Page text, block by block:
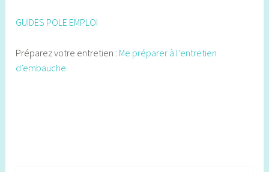
GUIDES POLE EMPLOI
Préparez votre entretien : Me préparer à l’entretien
d’embauche